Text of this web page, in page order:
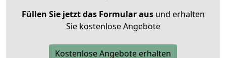
Füllen Sie jetzt das Formular ausund erhalten
Sie kostenlose Angebote
Kostenlose Angebote erhalten